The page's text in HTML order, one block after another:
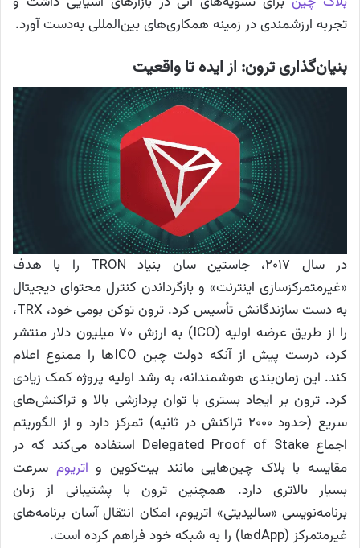
تجربه ارزشمندی در زمینه همکاری‌های بین‌المللی به‌دست آورد.
بنیان‌گذاری ترون: از ایده تا واقعیت
در سال ۲۰۱۷، جاستین سان بنیاد TRON را با هدف
«غیرمتمرکزسازی اینترنت» و بازگرداندن کنترل محتوای دیجیتال
به دست سازندگانش تأسیس کرد. ترون توکن بومی خود، TRX،
را از طریق عرضه اولیه (ICO) به ارزش ۷۰ میلیون دلار منتشر
کرد، درست پیش از آنکه دولت چین ICOها را ممنوع اعلام
کند. این زمان‌بندی هوشمندانه، به رشد اولیه پروژه کمک زیادی
کرد. ترون بر ایجاد بستری با توان پردازشی بالا و تراکنش‌های
سریع (حدود ۲۰۰۰ تراکنش در ثانیه) تمرکز دارد و از الگوریتم
اجماع Delegated Proof of Stake استفاده می‌کند که در
مقایسه با بلاک چین‌هایی مانند بیت‌کوین و اتریوم سرعت
بسیار بالاتری دارد. همچنین ترون با پشتیبانی از زبان
برنامه‌نویسی «سالیدیتی» اتریوم، امکان انتقال آسان برنامه‌های
غیرمتمرکز (dAppها) را به شبکه خود فراهم کرده است.